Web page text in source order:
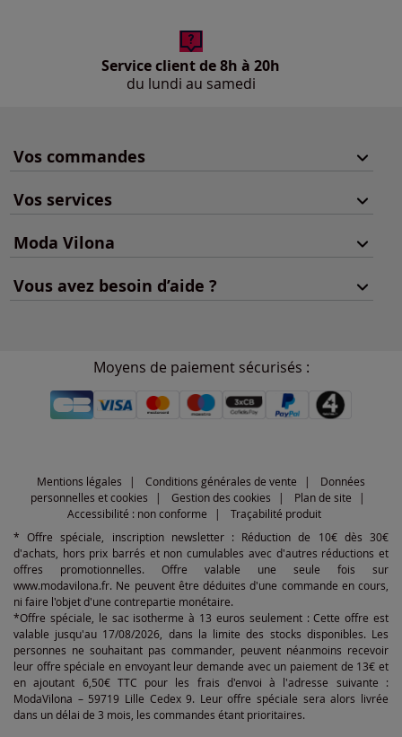
Service client de 8h à 20h
du lundi au samedi
Vos commandes
Vos services
Moda Vilona
Vous avez besoin d’aide ?
Moyens de paiement sécurisés :
Mentions légales Conditions générales de vente
Données
personnelles et cookies
Gestion des cookies
Plan de site
Accessibilité : non conforme
Traçabilité produit
* Offre spéciale, inscription newsletter : Réduction de 10€ dès 30€
d'achats, hors prix barrés et non cumulables avec d'autres réductions et
offres promotionnelles. Offre valable une seule fois sur
www.modavilona.fr. Ne peuvent être déduites d'une commande en cours,
ni faire l'objet d'une contrepartie monétaire.
*Offre spéciale, le sac isotherme à 13 euros seulement : Cette offre est
valable jusqu'au 17/08/2026, dans la limite des stocks disponibles. Les
personnes ne souhaitant pas commander, peuvent néanmoins recevoir
leur offre spéciale en envoyant leur demande avec un paiement de 13€ et
en ajoutant 6,50€ TTC pour les frais d'envoi à l'adresse suivante :
ModaVilona – 59719 Lille Cedex 9. Leur offre spéciale sera alors livrée
dans un délai de 3 mois, les commandes étant prioritaires.